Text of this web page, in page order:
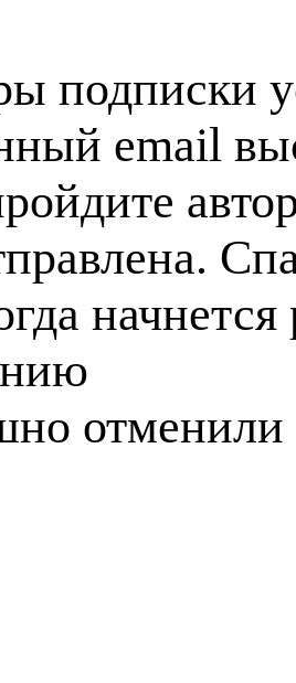
подписки
email
отменили